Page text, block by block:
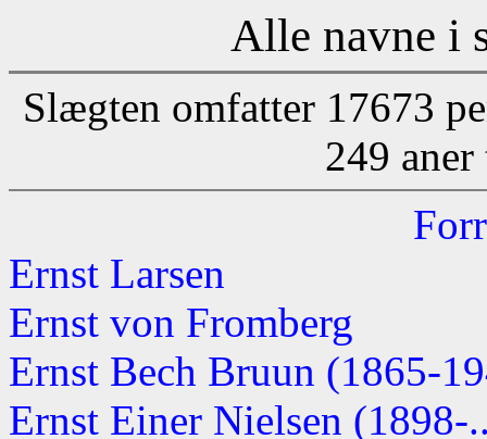
Alle navne i
Slægten omfatter 17673
249
Ernst Larsen
Ernst von Fromberg
Ernst Bech Bruun (1865-
Ernst Einer Nielsen (1898-